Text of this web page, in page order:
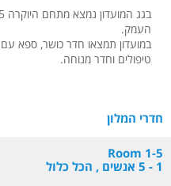
העמק.
במועדון תמצאו חדר כושר, ספא
טיפולים וחדר מנוחה.
חדרי המלון
Room 1-5
1 - 5 אנשים , הכל כלול